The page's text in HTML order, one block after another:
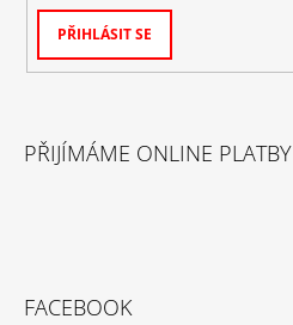
PŘIHLÁSIT SE
PŘIJÍMÁME ONLINE PLATBY
FACEBOOK